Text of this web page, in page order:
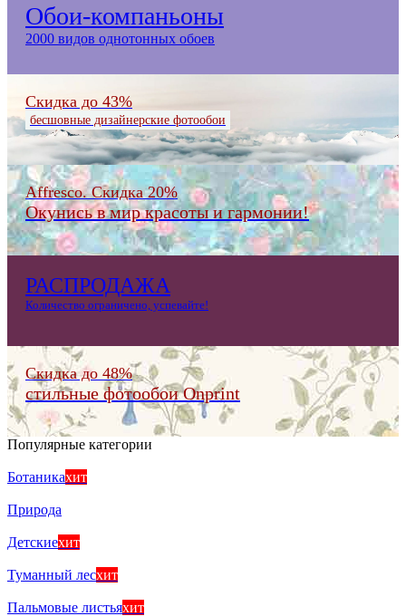
Обои-компаньоны
2000 видов однотонных обоев
Скидка до 43%
бесшовные дизайнерские фотообои
Affresco. Скидка 20%
Окунись в мир красоты и гармонии!
РАСПРОДАЖА
Количество ограничено, успевайте!
Скидка до 48%
стильные фотообои Onprint
Популярные категории
Ботаникахит
Природа
Детскиехит
Туманный лесхит
Пальмовые листьяхит